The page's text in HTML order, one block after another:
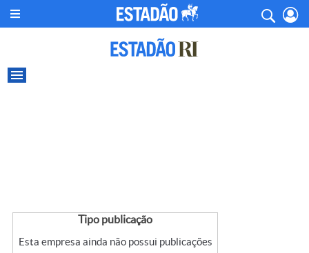
Tipo publicação
Esta empresa ainda não possui publicações